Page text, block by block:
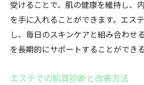
受けることで、肌の健康を維持し、
を手に入れることができます。エス
し、毎日のスキンケアと組み合わせ
を長期的にサポートすることができる
エステでの肌質診断と改善方法